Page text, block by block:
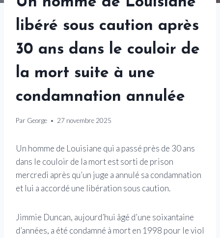
libéré sous caution après
30 ans dans le couloir de
la mort suite à une
condamnation annulée
Par George 27 novembre 2025
Un homme de Louisiane qui a passé près de 30 ans
dans le couloir de la mort est sorti de prison
mercredi après qu’un juge a annulé sa condamnation
et lui a accordé une libération sous caution.
Jimmie Duncan, aujourd’hui âgé d’une soixantaine
d’années, a été condamné à mort en 1998 pour le viol